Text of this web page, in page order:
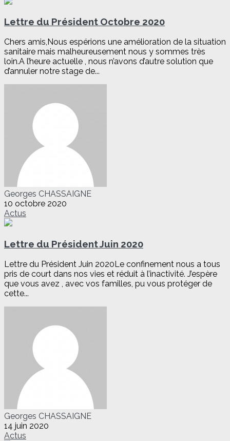
Lettre du Président Octobre 2020
Chers amis,Nous espérions une amélioration de la situation
sanitaire mais malheureusement nous y sommes très
loin.A l’heure actuelle , nous n’avons d’autre solution que
d’annuler notre stage de...
Georges CHASSAIGNE
10 octobre 2020
Actus
Lettre du Président Juin 2020
Lettre du Président Juin 2020Le confinement nous a tous
pris de court dans nos vies et réduit à l’inactivité. J’espère
que vous avez , avec vos familles, pu vous protéger de
cette...
Georges CHASSAIGNE
14 juin 2020
Actus